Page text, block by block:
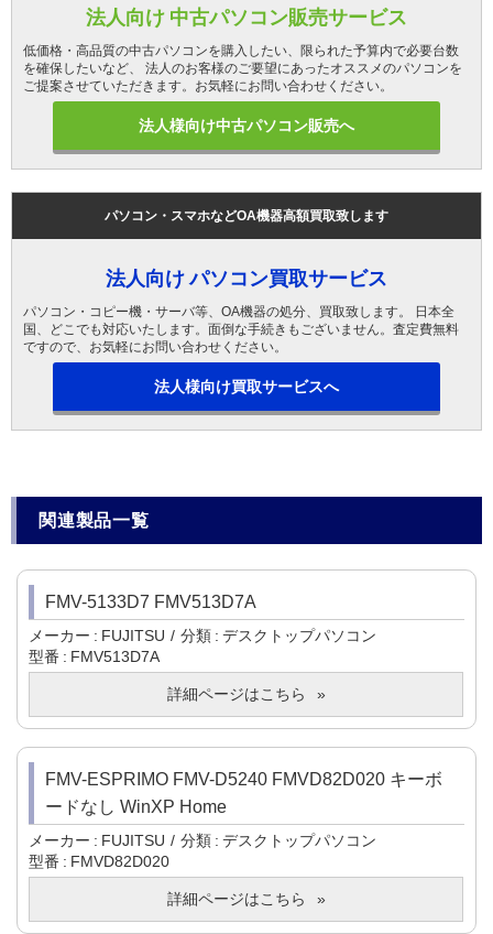
法人向け 中古パソコン販売サービス
低価格・高品質の中古パソコンを購入したい、限られた予算内で必要台数
を確保したいなど、 法人のお客様のご要望にあったオススメのパソコンを
ご提案させていただきます。お気軽にお問い合わせください。
法人様向け中古パソコン販売へ
パソコン・スマホなどOA機器高額買取致します
法人向け パソコン買取サービス
パソコン・コピー機・サーバ等、OA機器の処分、買取致します。 日本全
国、どこでも対応いたします。面倒な手続きもございません。査定費無料
ですので、お気軽にお問い合わせください。
法人様向け買取サービスへ
関連製品一覧
FMV-5133D7 FMV513D7A
メーカー FUJITSU 分類
デスクトップパソコン
型番
FMV513D7A
詳細ページはこちら
FMV-ESPRIMO FMV-D5240 FMVD82D020 キーボ
ードなし WinXP Home
メーカー FUJITSU 分類
デスクトップパソコン
型番
FMVD82D020
詳細ページはこちら